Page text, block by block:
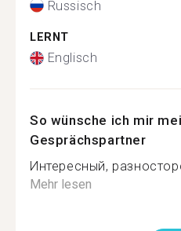
Russisch
LERNT
Englisch
So wünsche ich mir
Gesprächspartner
Интересный,
Mehr lesen